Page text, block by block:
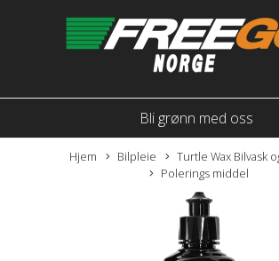
Bli grønn med oss
Hjem Bilpleie
Turtle Wax Bilvask
Polerings middel